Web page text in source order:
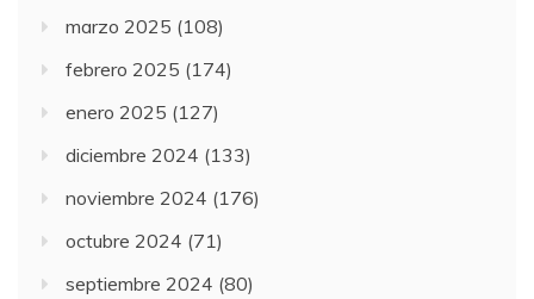
marzo 2025 (108)
febrero 2025 (174)
enero 2025 (127)
diciembre 2024 (133)
noviembre 2024 (176)
octubre 2024 (71)
septiembre 2024 (80)